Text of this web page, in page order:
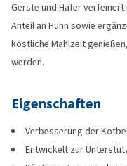
Gerste und Hafer
Anteil an Huhn sowie
köstliche Mahlzeit
werden.
Eigenschaften
Verbesserung der
Entwickelt zur